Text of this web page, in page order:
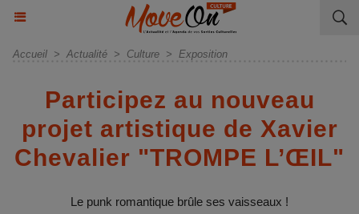
Accueil > Actualité > Culture > Exposition
Participez au nouveau
projet artistique de Xavier
Chevalier "TROMPE L’ŒIL"
Le punk romantique brûle ses vaisseaux !